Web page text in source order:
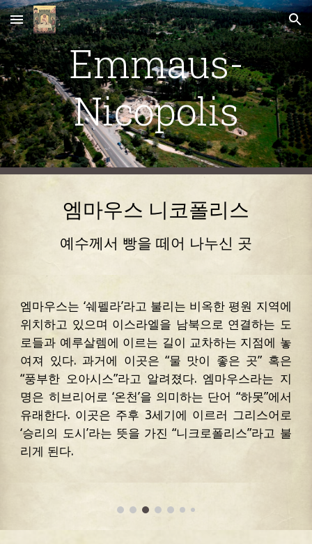
Skip to main content Skip to navigation
Emmaus-
Nicopolis
엠마우스 니코폴리스
예수께서 빵을 떼어 나누신 곳
엠마우스는 ‘쉐펠라’라고 불리는 비옥한 평원 지역에
위치하고 있으며 이스라엘을 남북으로 연결하는 도
로들과 예루살렘에 이르는 길이 교차하는 지점에 놓
여져 있다. 과거에 이곳은 “물 맛이 좋은 곳” 혹은
“풍부한 오아시스”라고 알려졌다. 엠마우스라는 지
명은 히브리어로 ‘온천’을 의미하는 단어 “하못”에서
유래한다. 이곳은 주후 3세기에 이르러 그리스어로
‘승리의 도시’라는 뜻을 가진 “니크로폴리스”라고 불
리게 된다.